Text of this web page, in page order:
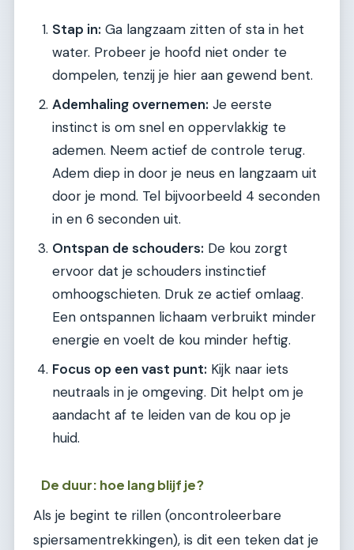
Stap in: Ga langzaam zitten of sta in het
water. Probeer je hoofd niet onder te
dompelen, tenzij je hier aan gewend bent.
Ademhaling overnemen: Je eerste
instinct is om snel en oppervlakkig te
ademen. Neem actief de controle terug.
Adem diep in door je neus en langzaam uit
door je mond. Tel bijvoorbeeld 4 seconden
in en 6 seconden uit.
Ontspan de schouders: De kou zorgt
ervoor dat je schouders instinctief
omhoogschieten. Druk ze actief omlaag.
Een ontspannen lichaam verbruikt minder
energie en voelt de kou minder heftig.
Focus op een vast punt: Kijk naar iets
neutraals in je omgeving. Dit helpt om je
aandacht af te leiden van de kou op je
huid.
De duur: hoe lang blijf je?
Als je begint te rillen (oncontroleerbare
spiersamentrekkingen), is dit een teken dat je